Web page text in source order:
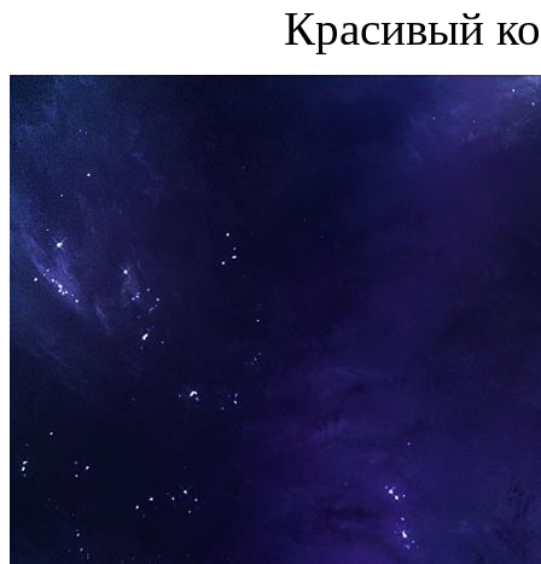
Красивый